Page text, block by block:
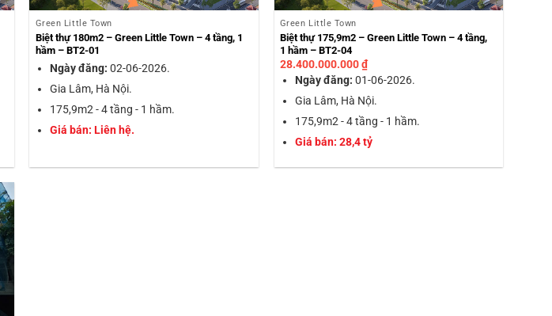
Green Little Town
Biệt thự 180m2 – Green Little Town – 4 tầng, 1
hầm – BT2-01
Ngày đăng: 02-06-2026.
Gia Lâm, Hà Nội.
175,9m2 - 4 tầng - 1 hầm.
Giá bán: Liên hệ.
Green Little Town
Biệt thự 175,9m2 – Green Little Town – 4 tầng,
1 hầm – BT2-04
28.400.000.000₫
Ngày đăng: 01-06-2026.
Gia Lâm, Hà Nội.
175,9m2 - 4 tầng - 1 hầm.
Giá bán: 28,4 tỷ